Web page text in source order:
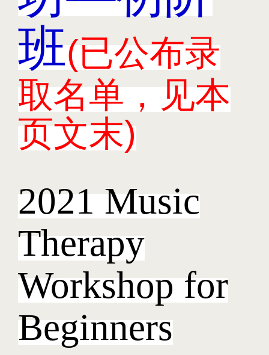
班(已公布录
取名单，见本
页文末)
2021 Music
Therapy
Workshop for
Beginners